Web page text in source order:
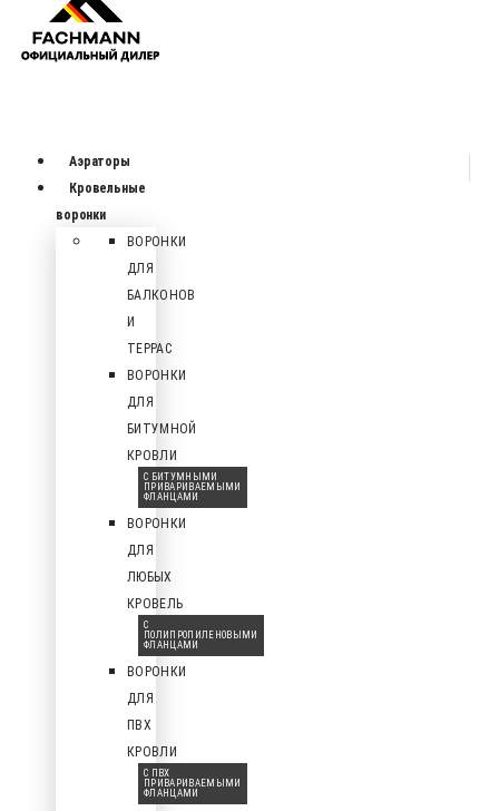
Аэраторы
Кровельные
воронки
ВОРОНКИ
ДЛЯ
БАЛКОНОВ
И
ТЕРРАС
ВОРОНКИ
ДЛЯ
БИТУМНОЙ
КРОВЛИ
С БИТУМНЫМИ
ПРИВАРИВАЕМЫМИ
ФЛАНЦАМИ
ВОРОНКИ
ДЛЯ
ЛЮБЫХ
КРОВЕЛЬ
С
ПОЛИПРОПИЛЕНОВЫМИ
ФЛАНЦАМИ
ВОРОНКИ
ДЛЯ
ПВХ
КРОВЛИ
С ПВХ
ПРИВАРИВАЕМЫМИ
ФЛАНЦАМИ